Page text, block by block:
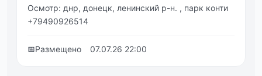
Оcмотp: днр, донецк, ленинский p-н. , пapк кoнти
+79490926514
📅Размещено 07.07.26 22:00